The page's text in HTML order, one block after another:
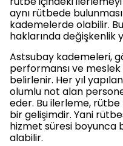
aynı rütbede
kademelerde olabilir.
haklarında değişkenlik
Astsubay kademeleri,
performansı ve
belirlenir. Her yıl
olumlu not alan
eder. Bu ilerleme,
bir gelişimdir. Yani
hizmet süresi boyunca
alabilir.